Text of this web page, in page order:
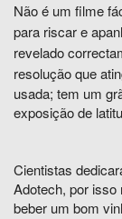
Não é um filme
para riscar e
revelado
resolução que
usada; tem um
exposição de
Cientistas
Adotech, por
beber um bom